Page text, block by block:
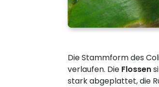
Die Stammform des
verlaufen. Die Flossen
stark abgeplattet, die